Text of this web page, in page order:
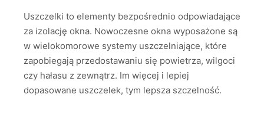
Uszczelki to elementy bezpośrednio odpowiadające
za izolację okna. Nowoczesne okna wyposażone są
w wielokomorowe systemy uszczelniające, które
zapobiegają przedostawaniu się powietrza, wilgoci
czy hałasu z zewnątrz. Im więcej i lepiej
dopasowane uszczelek, tym lepsza szczelność.